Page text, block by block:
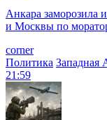
Анкара заморозила
и Москвы по
corner
Политика Западная
21:59